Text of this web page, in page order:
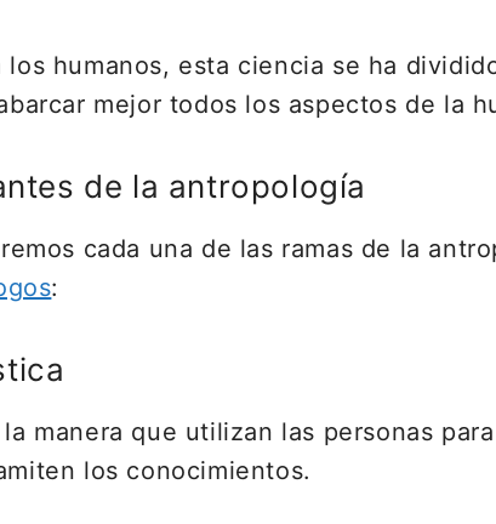
los humanos, esta ciencia se ha
mejor todos los aspectos de la
de la antropología
cada una de las ramas de la
:
manera que utilizan las personas
los conocimientos.